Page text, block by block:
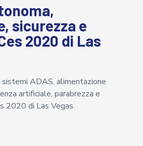
sicurezza e
2020 di Las
sistemi ADAS, alimentazione
artificiale, parabrezza e
2020 di Las Vegas.